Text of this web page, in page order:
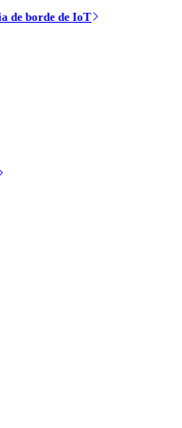
de borde de IoT